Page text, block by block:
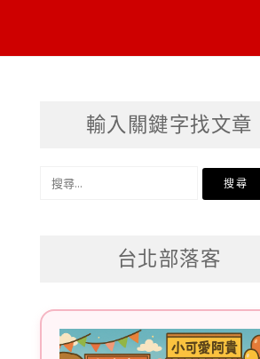
輸入關鍵字找文章
搜
台北部落客